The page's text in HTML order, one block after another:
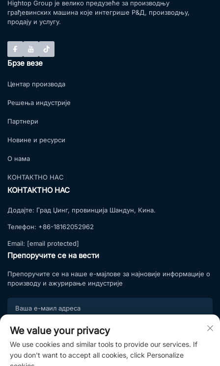
Hightop Group је велико предузеће за производњу
грађевинских машина које интегрише Р&Д, производњу,
продају и услугу.
Брзе везе
Центар производа
Решења индустрије
Партнери
Новине и ресурси
О нама
КОНТАКТНО НАС
КОНТАКТНО НАС
Додајте: Град Џинг, провинција Шандун, Кина.
Телефон: +86-18162052962
Email: [email protected]
Препоручите се на вести
Препоручите се на наше е-мајлове за најновије информације о
производу и ажурирање индустрије
Подпишите се
Придружите се нашој листи претплата и уживајте у
ексклузивним понудама и стручним саветима.
We value your privacy
We use cookies and similar tools to provide our services. If
you don't want to accept all cookies, click Personalize